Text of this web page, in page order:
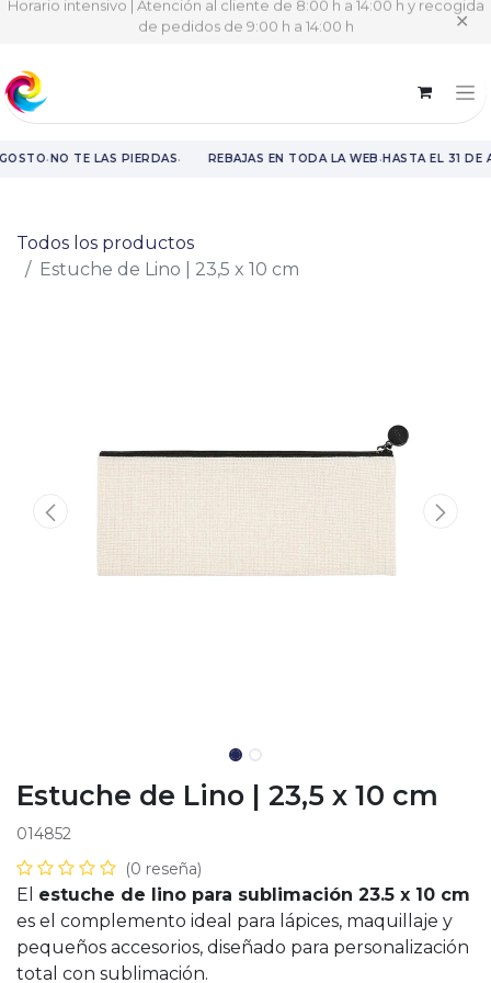
Horario intensivo | Atención al cliente de 8:00 h a 14:00 h y recogida
de pedidos de 9:00 h a 14:00 h ✕
·NO TE LAS PIERDAS· REBAJAS EN TODA LA WEB·HASTA EL 31 DE
Todos los productos
Estuche de Lino | 23,5 x 10 cm
Estuche de Lino | 23,5 x 10 cm
014852
(0 reseña)
El estuche de lino para sublimación 23.5 x 10 cm
es el complemento ideal para lápices, maquillaje y
pequeños accesorios, diseñado para personalización
total con sublimación.